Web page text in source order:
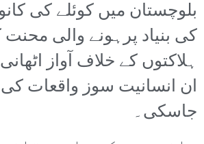
بلوچستان میں کوئلے کی
کی بنیاد پرہونے والی
ہلاکتوں کے خلاف آواز
ان انسانیت سوز واقعات
جاسکی۔